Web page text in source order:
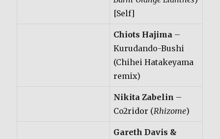
[Self]
Chiots Hajima –
Kurudando-Bushi
(Chihei Hatakeyama
remix)
Nikita Zabelin –
Co2ridor (Rhizome)
Gareth Davis &